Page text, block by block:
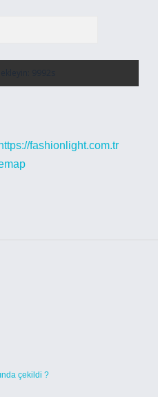
https://fashionlight.com.tr
çekildi ?